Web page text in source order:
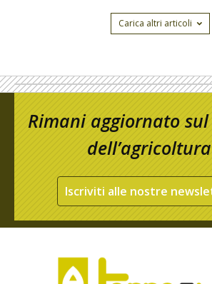
Carica altri articoli
Rimani aggiornato
dell’agricoltura
Iscriviti alle nostre